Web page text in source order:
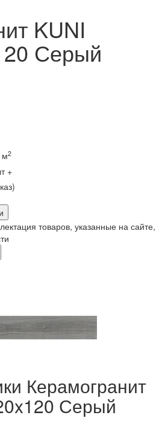
KUNI
Серый
м2
+
товаров, указанные на сайте,
Керамогранит
Серый